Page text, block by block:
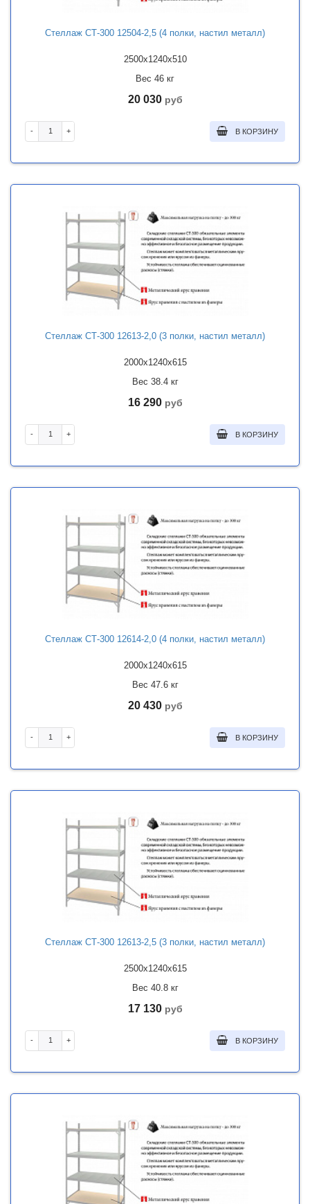
Стеллаж СТ-300 12504-2,5 (4 полки, настил металл)
2500x1240x510
Вес 46 кг
20 030 руб
- + В КОРЗИНУ
Стеллаж СТ-300 12613-2,0 (3 полки, настил металл)
2000x1240x615
Вес 38.4 кг
16 290 руб
- + В КОРЗИНУ
Стеллаж СТ-300 12614-2,0 (4 полки, настил металл)
2000x1240x615
Вес 47.6 кг
20 430 руб
- + В КОРЗИНУ
Стеллаж СТ-300 12613-2,5 (3 полки, настил металл)
2500x1240x615
Вес 40.8 кг
17 130 руб
- + В КОРЗИНУ